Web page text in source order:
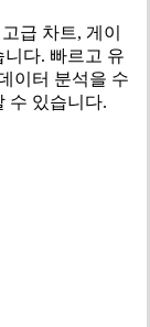
급 차트, 게이
다. 빠르고 유
이터 분석을 수
수 있습니다.